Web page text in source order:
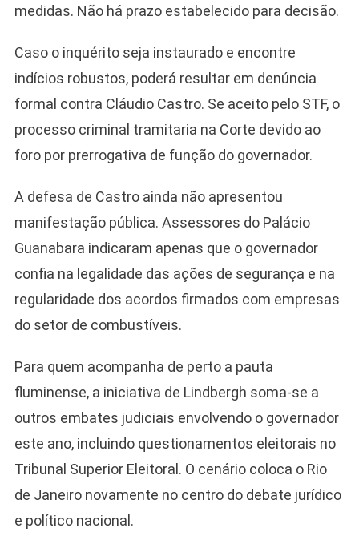
medidas. Não há prazo estabelecido para decisão.
Caso o inquérito seja instaurado e encontre
indícios robustos, poderá resultar em denúncia
formal contra Cláudio Castro. Se aceito pelo STF, o
processo criminal tramitaria na Corte devido ao
foro por prerrogativa de função do governador.
A defesa de Castro ainda não apresentou
manifestação pública. Assessores do Palácio
Guanabara indicaram apenas que o governador
confia na legalidade das ações de segurança e na
regularidade dos acordos firmados com empresas
do setor de combustíveis.
Para quem acompanha de perto a pauta
fluminense, a iniciativa de Lindbergh soma-se a
outros embates judiciais envolvendo o governador
este ano, incluindo questionamentos eleitorais no
Tribunal Superior Eleitoral. O cenário coloca o Rio
de Janeiro novamente no centro do debate jurídico
e político nacional.